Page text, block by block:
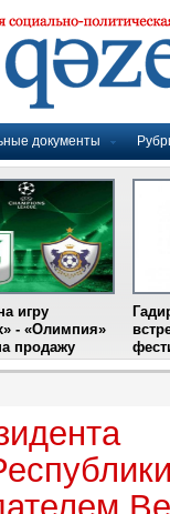
документы
игру
- «Олимпия»
продажу